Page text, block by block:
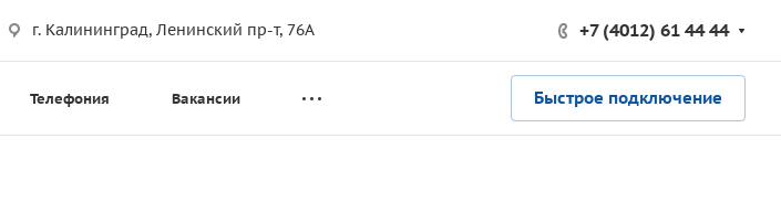
г. Калининград, Ленинский пр-т, 76А +7 (4012) 61 44 44
Телефония Вакансии Быстрое подключение